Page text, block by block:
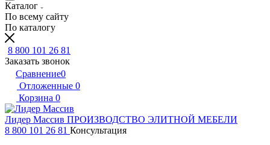
Каталог
По всему сайту
По каталогу
8 800 101 26 81
Заказать звонок
Сравнение0
Отложенные 0
Корзина 0
Лидер Массив ПРОИЗВОДСТВО ЭЛИТНОЙ МЕБЕЛИ
8 800 101 26 81 Консультация